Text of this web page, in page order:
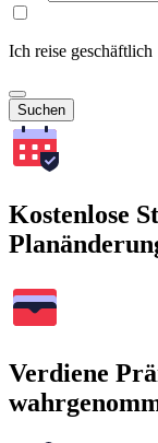
Ich reise geschäftlich
Suchen
Kostenlose
Verdiene